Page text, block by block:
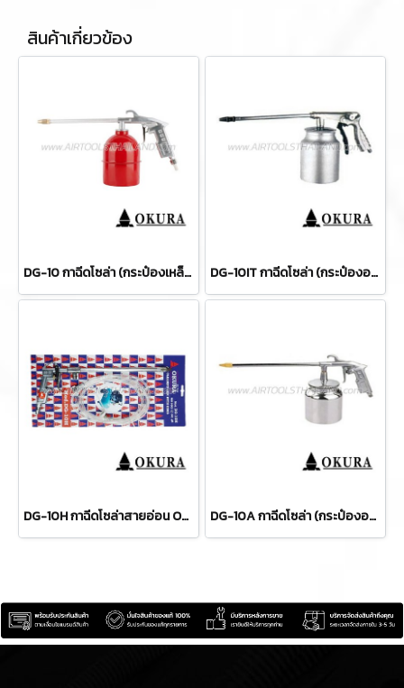
สินค้าเกี่ยวข้อง
DG-10 กาฉีดโซล่า (กระป๋องเหล็ก) OKURA DG-10IT กาฉีดโซล่า (กระป๋องอลูมิเนียม-ปรับระดับได้) OKURA
DG-10H กาฉีดโซล่าสายอ่อน OKURA DG-10A กาฉีดโซล่า (กระป๋องอลูมิเนียม) OKURA